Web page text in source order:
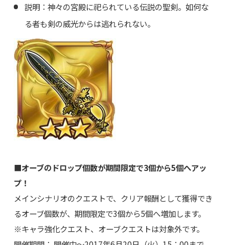
説明：神々の宮殿に祀られている伝説の聖剣。如何な
る者も剣の威光からは逃れられない。
■オーブのドロップ個数が期間限定で3個から5個へアッ
プ！
メインシナリオのクエストで、クリア報酬として獲得でき
るオーブ個数が、期間限定で3個から5個へ増加します。
※キャラ強化クエスト、オーブクエストは対象外です。